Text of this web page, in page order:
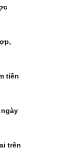
tiền
trên